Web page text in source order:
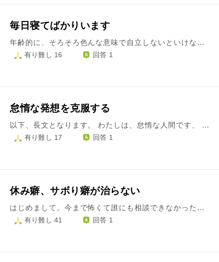
毎日寝てばかりいます
年齢的に、そろそろ色んな意味で自立しないといけないのは分かっているのですが、嫌で嫌でたまりません。 毎日、明日起きたら年老いていて、死ぬ直前になっていないかな、ああ幸せだったと感じて死にたいなとそんな想像ばかりしてしまいます。 毎日ずっとずっと親に甘えていたいです。 仕事をして、結婚して、もしかしたら子供を授かって、、と生きていく。 でも、どちらもそれなりには楽しいんだろうけど、きっとそんなに素晴らしいものではないんだろうなというのも想像できるようになってしまいました。 初めてキスをした人と上手くいきませんでした。 人生へのやる気が起こりません。ご飯を食べるのもお風呂に入るのも面倒でずっと寝ていて、頭が痛くなってようやく動き始める始末です。 どうすれば良いのでしょうか。
有り難し 16 回答 1
怠惰な発想を克服する
以下、長文となります。 わたしは、怠惰な人間です、 最低限の効率で、及第点を取れればいいや、という発想が深く身体に根付いており、継続的な努力ができません。 そのくせ、理想に近付きたいという欲求も強いため、怠惰な自分と、理想の自分が激しく乖離しており、悩んでいます。 大学時代は、まだ、性格のコンプレックスや将来不安をエンジンに、仕事への漠然とした憧れをアクセルにして努力できていたので、乖離は小さかったようです。 成功の指針は、わかりやすく、経済的成功でした。資本主義社会なのだから、稼いだ人間こそが成功者であり、強者なのだ、というわけです。 ところが、いまは、①コンプレックスも緩和され、②仕事もある程度流れは掴めたので憧れ自体はなくなり、③金を稼ぐ、ということにも強い動機を見いだせなくなりつつある自分に、気づいています。 金を稼ぐ、という点についてですが、もともと、タワマンに住むとか、シャンパン開けてお姉ちゃんをはべらすとか、ぜんぜん興味ありません。 ふつうに欲しいもの買うぶんには、今の給与で全く問題ない、ということに、気づいてしまった。千円足らずで色々なものが美味しく食べれて、清潔な環境が整備されている日本て、本当に、凄い国だと思います。 FXで稼ぐやり方も、だいたいわかってしまった。トレードも、いったんわかれば、実業で稼ぐより、効率がいいということも、わかってしまいました。 そういうわけで、最近は、ただただ怠惰です。 でも、最低限の効率で仕事こなして、空いた時間はベッドでゴロゴロするのが至高の人生だ、というまでは割り切れないのです。 やっぱり、専門性を追求して、人脈を広げ、実業で成功している人はかっこいい。今の私のように、上から降ってきた仕事をサバいてるだけの働き方は、ラクだけど、このままだと、やはり先々後悔するような気もする。でも強い原動力はなく、身体が動きません。 バリバリ仕事している方の動機付けって、一体何なのでしょうか？ 最低限の効率で及第点を取れればいいや、という怠惰な発想って、やはり、どこかエラーがあるとおもうのですが、どう克服すべきなのかも、わかりません。 今後の生き方に、何らかの示唆をいただければ幸いです。 よろしくお願いいたします。
有り難し 17 回答 1
休み癖、サボり癖が治らない
はじめまして。今まで怖くて誰にも相談できなかったので、誰かに聞いていただければ何か変わるかも、と思い質問させていただきます。 タイトルの通り、サボり癖、休み癖が治らず困っています。 中学1年生の時から不登校になり、中学は殆ど行けていません。高校も通信制の高校で登校が自由だった為課題のみを提出しに行くような状態でした。 その後専門学校に進み、その学校は遅刻欠席に厳しいところでしたが数ヶ月に何度か休んでしまうという状況で、今はパートとしてサービス業に就いて3年目になります。 最初の頃は休みもなく働けていたのですが、ある日今日は行きたくないな、と思い突発でお休みを取ってから、ここでも休み癖、サボり癖が付いてしまいました。 月に3日は必ず休んでしまい、最近は多いとき月に5日など休んでしまいます。 おやすみの電話をするたび、社員の方が大丈夫？お大事にね、など声をかけてくださるのが申し訳ないです。社員の方も、もうずる休みだと気付いていると思います。 休んだ日はもう次からは絶対に休まない！と思うのにふとまた目が覚めると今日は行きたくないな…と思い休んでしまうことが多いです。 パートの為、お休みするとその分お給料が引かれることも分かっています。ただ仕事に行くとなるととても気持ちが重くなるのです。行ってしまえば、早退もせず普通に働いて帰ってこられるのに。行くまでが辛いです。 この休み癖、サボり癖は、職場の人間関係も悪くない為、また実家に住んでいるから衣食住は安定しているし大丈夫、と心のどこかで思っている私自身の甘えだということも、なんとなく気付いています。 でも、同じように実家で暮らしているのに毎日きちんと仕事に行けている人もいるのに、なぜ私はそれができないんだろうと凄く悲しくて、情けなくて自己嫌悪が凄いです。 仕事を終えて家に帰ってきた母に、体調不良で休んだと嘘をつくのももう嫌です。全て自分の甘えが悪いことも、理解しています。それでも変わることができなくて困っています。 支離滅裂な文章ですみません。でも、誰かに聞いてほしくて投稿しました。 よろしくお願い致します。
有り難し 41 回答 1